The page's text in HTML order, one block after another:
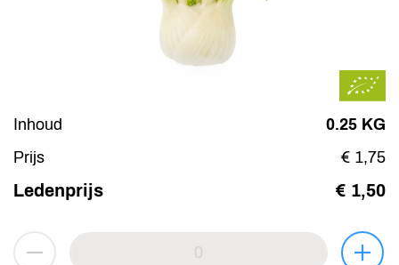
Inhoud
0.25 KG
Prijs
€ 1,75
Ledenprijs € 1,50